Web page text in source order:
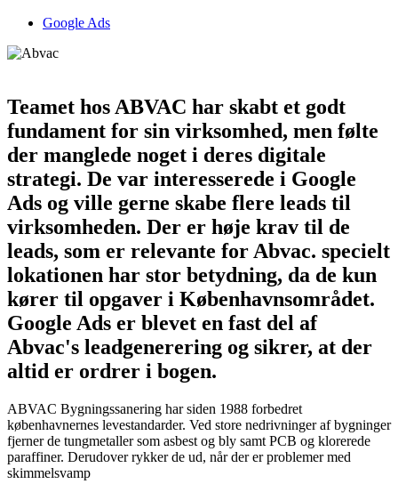
Google Ads
Teamet hos ABVAC har skabt et godt
fundament for sin virksomhed, men følte
der manglede noget i deres digitale
strategi. De var interesserede i Google
Ads og ville gerne skabe flere leads til
virksomheden. Der er høje krav til de
leads, som er relevante for Abvac. specielt
lokationen har stor betydning, da de kun
kører til opgaver i Københavnsområdet.
Google Ads er blevet en fast del af
Abvac's leadgenerering og sikrer, at der
altid er ordrer i bogen.
ABVAC Bygningssanering har siden 1988 forbedret
københavnernes levestandarder. Ved store nedrivninger af bygninger
fjerner de tungmetaller som asbest og bly samt PCB og klorerede
paraffiner. Derudover rykker de ud, når der er problemer med
skimmelsvamp